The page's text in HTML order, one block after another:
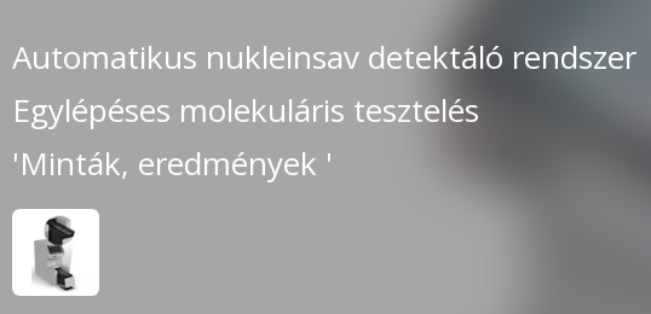
Automatikus nukleinsav detektáló rendszer
Egylépéses molekuláris tesztelés
'Minták, eredmények '